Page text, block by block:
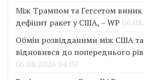
Між Трампом та Гегсетом виник
дефіцит ракет у США, – WP
Обмін розвідданими між США
відновився до попереднього
06.08.2026 04:07